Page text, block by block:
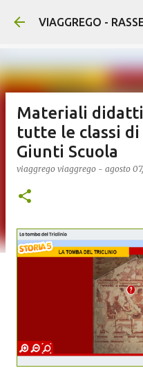
Passa ai
VIAGGREGO -
Materiali
tutte le classi di
Giunti Scuola
viaggrego viaggrego - agosto